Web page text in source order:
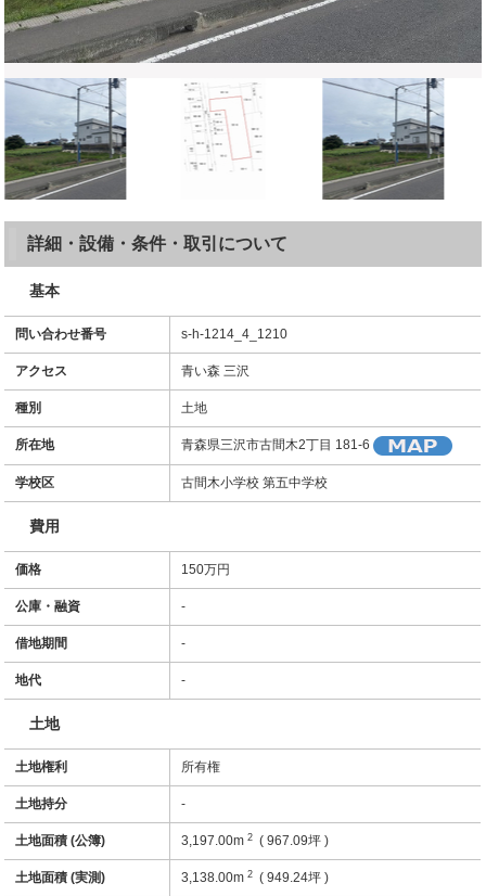
詳細・設備・条件・取引について
基本
問い合わせ番号 s-h-1214_4_1210
アクセス 青い森 三沢
種別 土地
所在地 青森県三沢市古間木2丁目 181-6
学校区 古間木小学校 第五中学校
費用
価格 150万円
公庫・融資 -
借地期間 -
地代 -
土地
土地権利 所有権
土地持分 -
土地面積 (公簿) 3,197.00m2 ( 967.09坪 )
土地面積 (実測) 3,138.00m2 ( 949.24坪 )